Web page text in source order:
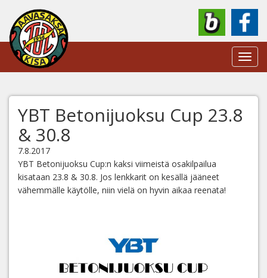
YBT Betonijuoksu Cup 23.8
& 30.8
7.8.2017
YBT Betonijuoksu Cup:n kaksi viimeistä osakilpailua
kisataan 23.8 & 30.8. Jos lenkkarit on kesällä jääneet
vähemmälle käytölle, niin vielä on hyvin aikaa reenata!